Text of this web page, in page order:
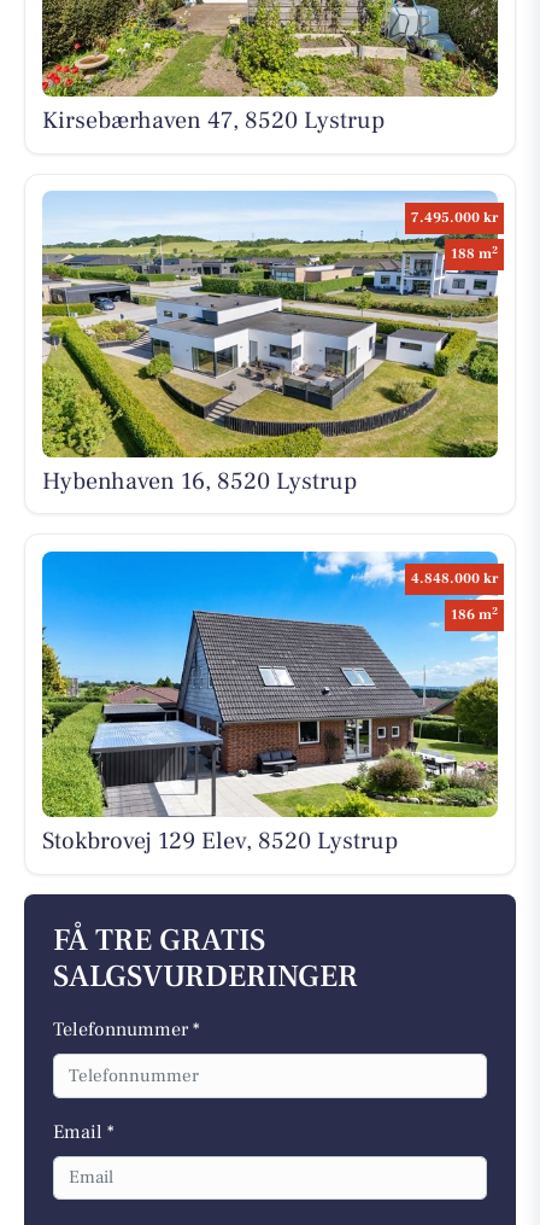
Kirsebærhaven 47, 8520 Lystrup
7.495.000 kr
188 m2
Hybenhaven 16, 8520 Lystrup
4.848.000 kr
186 m2
Stokbrovej 129 Elev, 8520 Lystrup
FÅ TRE GRATIS
SALGSVURDERINGER
Telefonnummer *
Email *